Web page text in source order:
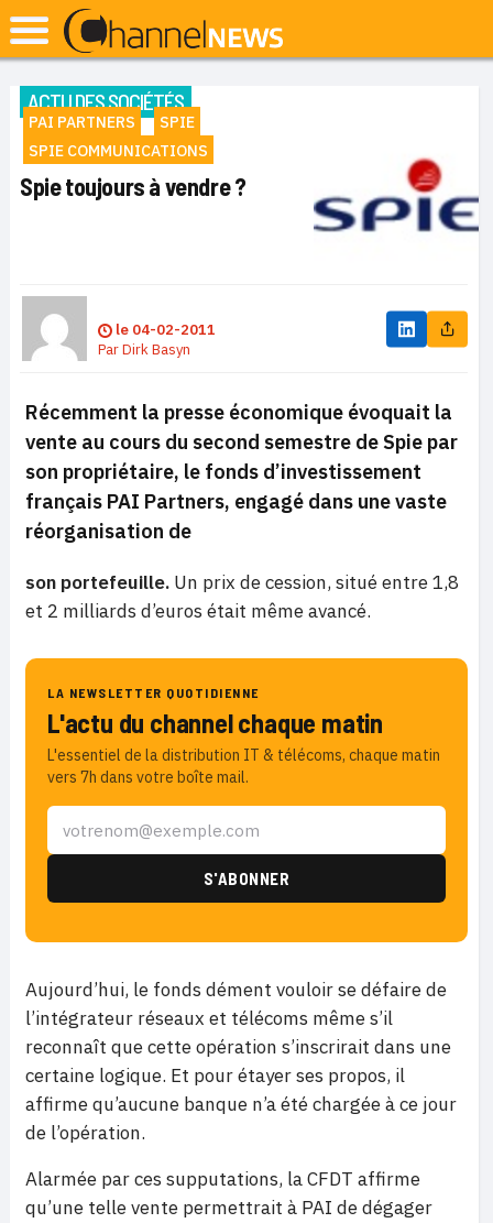
ACTU DES SOCIÉTÉS
PAI PARTNERS
SPIE
SPIE COMMUNICATIONS
Spie toujours à vendre ?
le 04-02-2011
ParDirk Basyn
Récemment la presse économique évoquait la
vente au cours du second semestre de Spie par
son propriétaire, le fonds d’investissement
français PAI Partners, engagé dans une vaste
réorganisation de
son portefeuille. Un prix de cession, situé entre 1,8
et 2 milliards d’euros était même avancé.
LA NEWSLETTER QUOTIDIENNE
L'actu du channel chaque matin
L'essentiel de la distribution IT & télécoms, chaque matin
vers 7h dans votre boîte mail.
Aujourd’hui, le fonds dément vouloir se défaire de
l’intégrateur réseaux et télécoms même s’il
reconnaît que cette opération s’inscrirait dans une
certaine logique. Et pour étayer ses propos, il
affirme qu’aucune banque n’a été chargée à ce jour
de l’opération.
Alarmée par ces supputations, la CFDT affirme
qu’une telle vente permettrait à PAI de dégager